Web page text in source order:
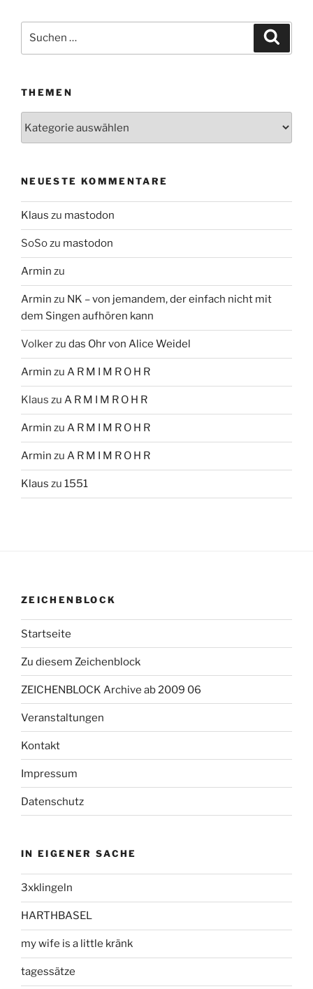
Suchen
THEMEN
NEUESTE KOMMENTARE
Klaus zu mastodon
SoSozu mastodon
Armin zu
Armin zu NK – von jemandem, der einfach nicht mit
dem Singen aufhören kann
Volkerzu das Ohr von Alice Weidel
Armin zu A R M I M R O H R
Klaus zu A R M I M R O H R
Armin zu A R M I M R O H R
Armin zu A R M I M R O H R
Klaus zu 1551
ZEICHENBLOCK
Startseite
Zu diesem Zeichenblock
ZEICHENBLOCK Archive ab 2009 06
Veranstaltungen
Kontakt
Impressum
Datenschutz
IN EIGENER SACHE
3xklingeln
HARTHBASEL
my wife is a little kränk
tagessätze